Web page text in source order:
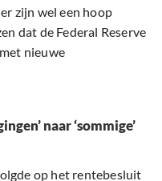
zijn wel een hoop
dat de Federal Reserve
nieuwe
naar ‘sommige’
op het rentebesluit